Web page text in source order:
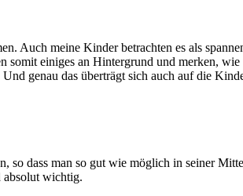
Auch meine Kinder betrachten es als
somit einiges an Hintergrund und merken,
genau das überträgt sich auch auf die
dass man so gut wie möglich in seiner
absolut wichtig.